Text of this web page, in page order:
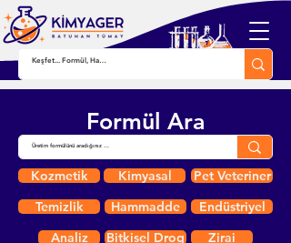
Formül Ara
Kozmetik Kimyasal
Pet Veteriner
Temizlik
Hammadde
Endüstriyel
Analiz
Bitkisel Drog Zirai